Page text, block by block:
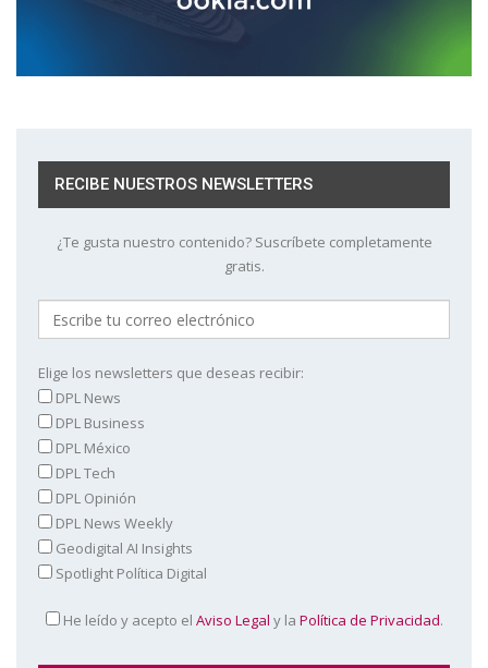
RECIBE NUESTROS NEWSLETTERS
¿Te gusta nuestro contenido? Suscríbete completamente
gratis.
Elige los newsletters que deseas recibir:
DPL News
DPL Business
DPL México
DPL Tech
DPL Opinión
DPL News Weekly
Geodigital AI Insights
Spotlight Política Digital
He leído y acepto el Aviso Legal y la Política de Privacidad.